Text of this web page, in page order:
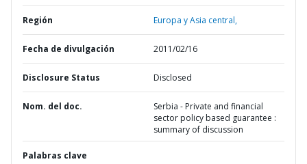
Región Europa y Asia central,
Fecha de divulgación 2011/02/16
Disclosure Status Disclosed
Nom. del doc.
Serbia - Private and financial
sector policy based guarantee :
summary of discussion
Palabras clave